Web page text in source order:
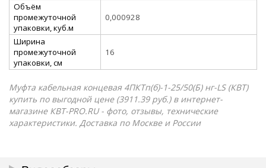
Объём
промежуточной
упаковки, куб.м
0,000928
Ширина
промежуточной
упаковки, см
16
Муфта кабельная концевая 4ПКТп(б)-1-25/50(Б) нг-LS (КВТ)
купить по выгодной цене (3911.39 руб.) в интернет-
магазине КВТ-PRO.RU - фото, отзывы, технические
характеристики. Доставка по Москве и России